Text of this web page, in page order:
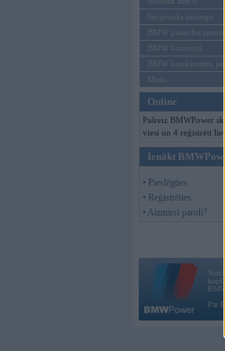
Sērijveida tūnings
BMW pasaules
BMW koncepti
BMW konkurentu
Moto
Online
Pašreiz BMWPower
viesi un 4 reģistrēti
Ienākt
• Pieslēgties
• Reģistrēties
• Aizmirsi paroli?
kopš
Par